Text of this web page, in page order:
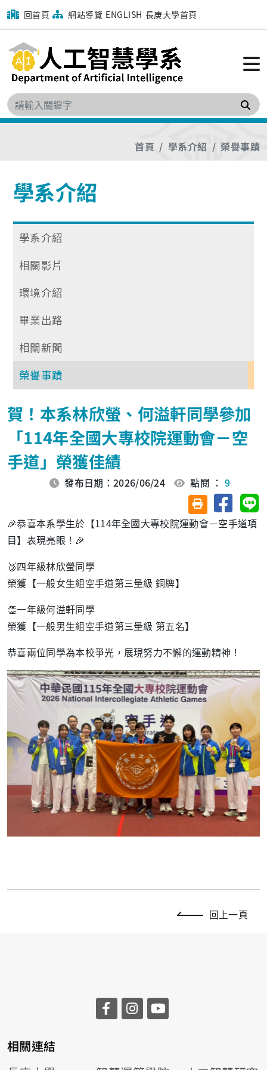
回首頁 網站導覽 ENGLISH 長庚大學首頁
搜
首頁 學系介紹 榮譽事蹟
學系介紹
學系介紹
相關影片
環境介紹
畢業出路
相關新聞
榮譽事蹟
賀！本系林欣螢、何溢軒同學參加
「114年全國大專校院運動會－空
手道」榮獲佳績
發布日期：2026/06/24 點閱 ：9
友善列印(另開視
分享至
🎉恭喜本系學生於【114年全國大專校院運動會－空手道項
目】表現亮眼！🎉
🥉四年級林欣螢同學
榮獲【一般女生組空手道第三量級 銅牌】
👏一年級何溢軒同學
榮獲【一般男生組空手道第三量級 第五名】
恭喜兩位同學為本校爭光，展現努力不懈的運動精神！
回上一頁
相關連結